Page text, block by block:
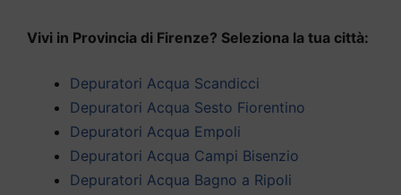
Vivi in Provincia di Firenze? Seleziona la tua città:
Depuratori Acqua Scandicci
Depuratori Acqua Sesto Fiorentino
Depuratori Acqua Empoli
Depuratori Acqua Campi Bisenzio
Depuratori Acqua Bagno a Ripoli